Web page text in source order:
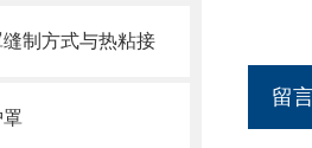
制方式与热粘接
罩
留